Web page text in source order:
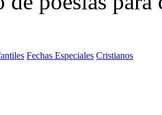
Fechas Especiales Cristianos